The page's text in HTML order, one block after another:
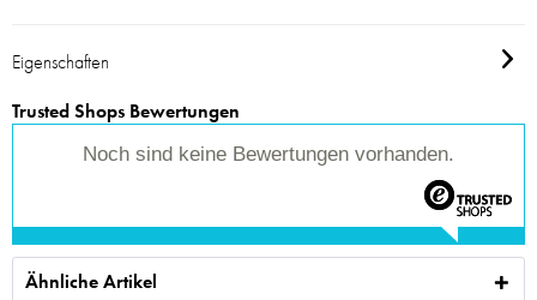
Eigenschaften
Trusted Shops Bewertungen
Noch sind keine Bewertungen vorhanden.
Ähnliche Artikel